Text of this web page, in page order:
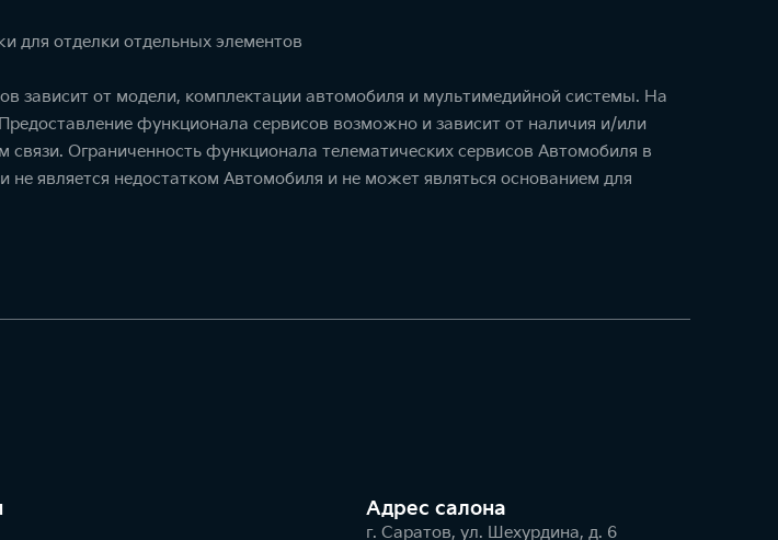
для отделки отдельных элементов
зависит от модели, комплектации автомобиля и мультимедийной системы. На
функционала сервисов возможно и зависит от наличия и/или
Ограниченность функционала телематических сервисов Автомобиля в
не является недостатком Автомобиля и не может являться основанием для
Адрес салонa
г. Саратов, ул. Шехурдина, д. 6